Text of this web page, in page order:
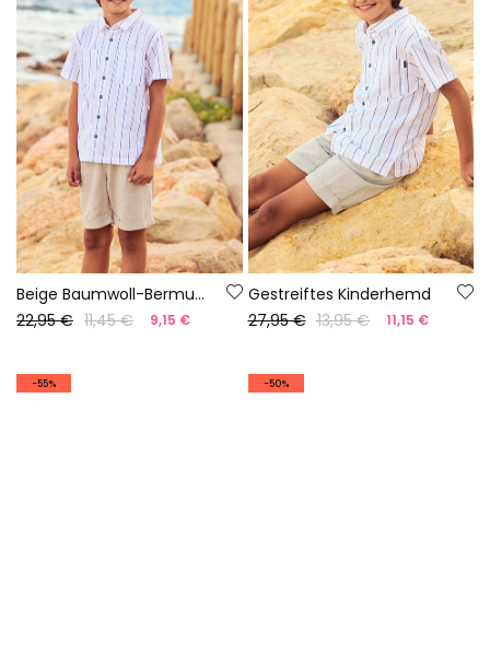
Beige Baumwoll-Bermudas
22,95 € 11,45 € 9,15 €
Gestreiftes Kinderhemd
27,95 € 13,95 € 11,15 €
-55% -50%